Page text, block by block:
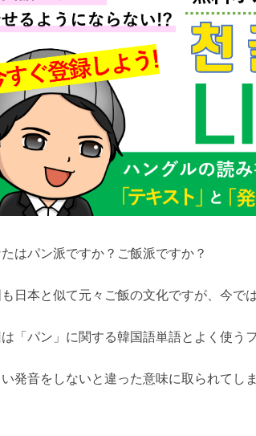
はパン派ですか？ご飯派ですか？
日本と似て元々ご飯の文化ですが、今で
「パン」に関する韓国語単語とよく使う
発音をしないと違った意味に取られてし